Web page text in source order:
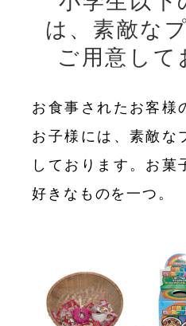
は、素敵な
ご用意して
お食事されたお客様
お子様には、素敵な
しております。お菓
好きなものを一つ。